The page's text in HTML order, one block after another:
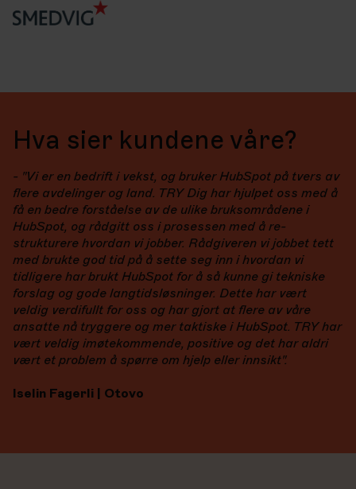
Hva sier kundene våre?
- "Vi er en bedrift i vekst, og bruker HubSpot på tvers av
flere avdelinger og land. TRY Dig har hjulpet oss med å
få en bedre forståelse av de ulike bruksområdene i
HubSpot, og rådgitt oss i prosessen med å re-
strukturere hvordan vi jobber. Rådgiveren vi jobbet tett
med brukte god tid på å sette seg inn i hvordan vi
tidligere har brukt HubSpot for å så kunne gi tekniske
forslag og gode langtidsløsninger. Dette har vært
veldig verdifullt for oss og har gjort at flere av våre
ansatte nå tryggere og mer taktiske i HubSpot. TRY har
vært veldig imøtekommende, positive og det har aldri
vært et problem å spørre om hjelp eller innsikt".
Iselin Fagerli | Otovo